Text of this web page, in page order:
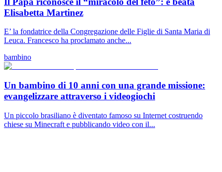
Elisabetta Martinez
E’ la fondatrice della Congregazione delle Figlie di Santa Maria di
Leuca. Francesco ha proclamato anche...
bambino
Un bambino di 10 anni con una grande missione:
evangelizzare attraverso i videogiochi
Un piccolo brasiliano è diventato famoso su Internet costruendo
chiese su Minecraft e pubblicando video con il...